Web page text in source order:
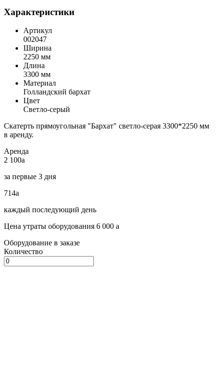
Характеристики
Артикул
002047
Ширина
2250 мм
Длина
3300 мм
Материал
Голландский бархат
Цвет
Светло-серый
Скатерть прямоугольная "Бархат" светло-серая 3300*2250 мм
в аренду.
Аренда
2 100a
за первые 3 дня
714a
каждый последующий день
Цена утраты оборудования 6 000 a
Оборудование в заказе
Количество